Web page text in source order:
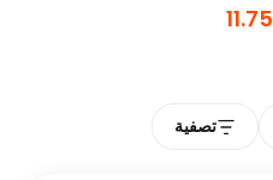
تصفية